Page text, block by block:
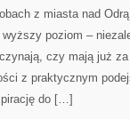
z miasta nad
wyższy poziom –
czy mają już
z praktycznym
do […]